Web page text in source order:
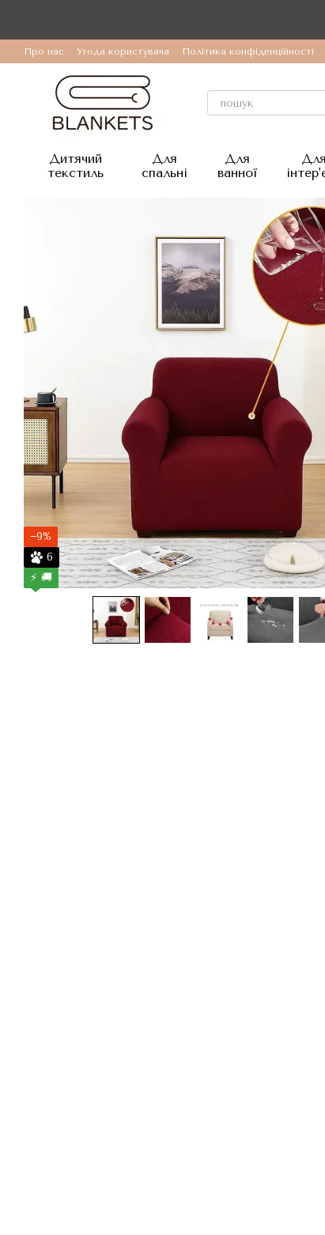
Про нас Угода користувача Політика конфіденційності
Дитячий
текстиль
Для
спальні
Для
ванної
Для
−9%
6
⚡ 🚚